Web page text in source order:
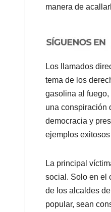
manera de
Los llamados
tema de los
gasolina al
una conspiración
democracia y
ejemplos
La principal
social. Solo en el
de los alcaldes
popular, sean